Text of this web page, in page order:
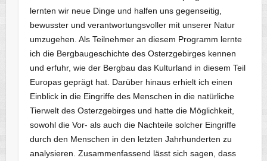
lernten wir neue Dinge und halfen uns gegenseitig,
bewusster und verantwortungsvoller mit unserer Natur
umzugehen. Als Teilnehmer an diesem Programm lernte
ich die Bergbaugeschichte des Osterzgebirges kennen
und erfuhr, wie der Bergbau das Kulturland in diesem Teil
Europas geprägt hat. Darüber hinaus erhielt ich einen
Einblick in die Eingriffe des Menschen in die natürliche
Tierwelt des Osterzgebirges und hatte die Möglichkeit,
sowohl die Vor- als auch die Nachteile solcher Eingriffe
durch den Menschen in den letzten Jahrhunderten zu
analysieren. Zusammenfassend lässt sich sagen, dass